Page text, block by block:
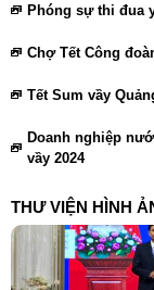
Phóng sự thi đua
Chợ Tết Công
Tết Sum vầy
Doanh nghiệp
vầy 2024
THƯ VIỆN HÌNH